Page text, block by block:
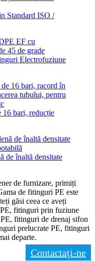
Standard ISO /
Electrofuziune
16 bari, reducție
de înaltă densitate
de furnizare, primiți
de fitinguri PE este
găsi ceea ce aveți
fitinguri prin fuziune
fitinguri de drenaj sifon
prelucrate PE, fitinguri
departe.
Contactaţi-ne